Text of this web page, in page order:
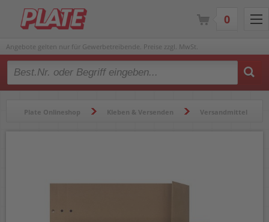
Angebote gelten nur für Gewerbetreibende. Preise zzgl. MwSt.
Type 2 or more characters for results.
Plate Onlineshop Kleben & Versenden Versandmittel
0